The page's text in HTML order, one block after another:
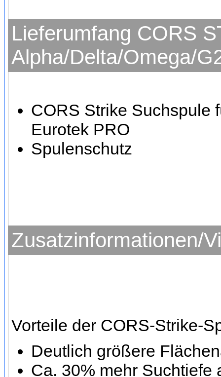
Lieferumfang CORS
Alpha/Delta/Omega/
CORS Strike Suchspule
Eurotek PRO
Spulenschutz
Zusatzinformationen/
Vorteile der CORS-Strike-
Deutlich größere
Ca. 30% mehr Suchtiefe